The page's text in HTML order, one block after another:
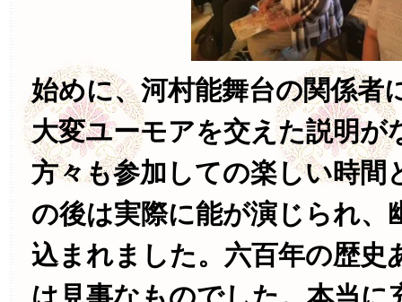
始めに、河村能舞台の関係者
大変ユーモアを交えた説明が
方々も参加しての楽しい時間
の後は実際に能が演じられ、
込まれました。六百年の歴史